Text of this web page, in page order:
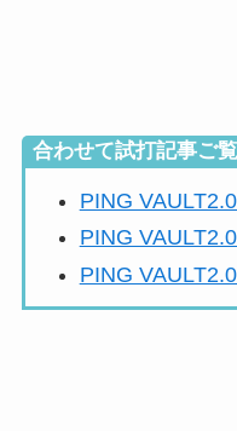
合わせて試打記事ご
PING
PING
PING